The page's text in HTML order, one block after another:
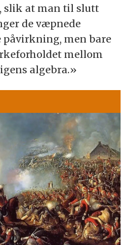
slik at man til slutt
de væpnede
påvirkning, men bare
mellom
algebra.»